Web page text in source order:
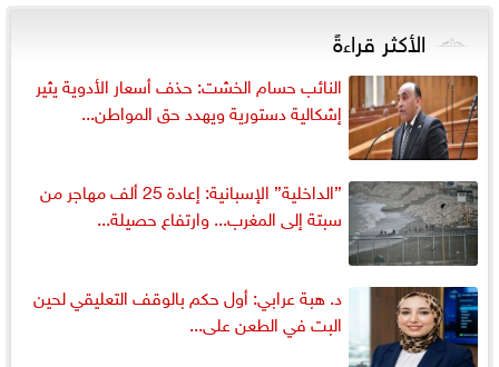
الأكثر قراءةً
النائب حسام الخشت: حذف أسعار الأدوية يثير
إشكالية دستورية ويهدد حق المواطن...
”الداخلية” الإسبانية: إعادة 25 ألف مهاجر من
سبتة إلى المغرب... وارتفاع حصيلة...
د. هبة عرابي: أول حكم بالوقف التعليقي لحين
البت في الطعن على...